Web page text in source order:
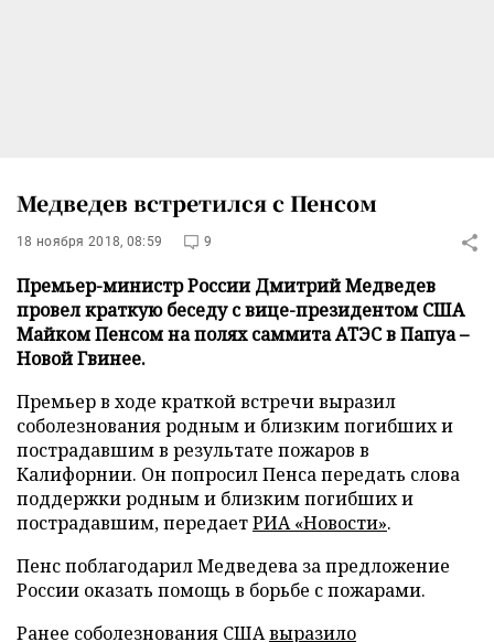
Медведев встретился с Пенсом
18 ноября 2018, 08:59 9
Премьер-министр России Дмитрий Медведев
провел краткую беседу с вице-президентом США
Майком Пенсом на полях саммита АТЭС в Папуа –
Новой Гвинее.
Премьер в ходе краткой встречи выразил
соболезнования родным и близким погибших и
пострадавшим в результате пожаров в
Калифорнии. Он попросил Пенса передать слова
поддержки родным и близким погибших и
пострадавшим, передаетРИА «Новости».
Пенс поблагодарил Медведева за предложение
России оказать помощь в борьбе с пожарами.
Ранее соболезнования СШАвыразило